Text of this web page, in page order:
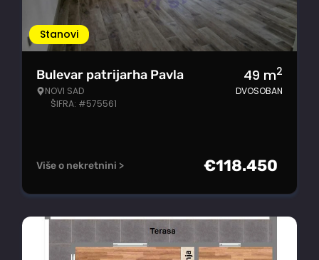
Stanovi
Bulevar patrijarha Pavla
NOVI SAD
ŠIFRA: #575561
49 m2
DVOSOBAN
Više o nekretnini > €118.450